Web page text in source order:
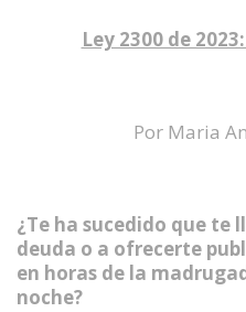
Ley 2300 de
Por Maria
¿Te ha sucedido que te
deuda o a ofrecerte
en horas de la
noche?